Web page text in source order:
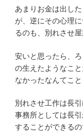
あまりお金は出し
が、逆にその心理
るのも、別れさせ屋
安いと思ったら、
の生えたようなこ
なかったなんてこと
別れさせ工作は長
事務所としては長
することができるの